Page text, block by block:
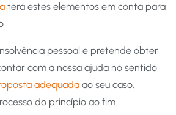
terá estes elementos em conta para
pessoal e pretende obter
com a nossa ajuda no sentido
adequada ao seu caso.
do princípio ao fim.